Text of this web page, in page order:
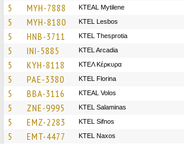
5 MYH-7888 KTEAL Mytilene
5 MYH-8180 KTEL Lesbos
5 HNB-3711 KTEL Thesprotia
5 INI-5885 KTEL Arcadia
5 KYH-8118 ΚΤΕΛ Κέρκυρα
5 PAE-3380 KTEL Florina
5 BBA-3116 KTEAL Volos
5 ZNE-9995 KTEL Salaminas
5 EMZ-2283 KTEL Sifnos
5 EMT-4477 KTEL Naxos